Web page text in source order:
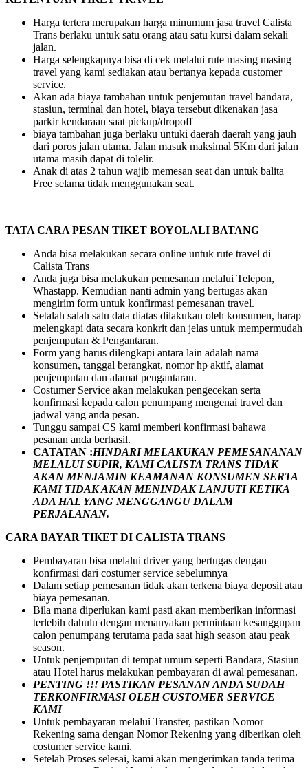
Harga tertera merupakan harga minumum jasa travel Calista
Trans berlaku untuk satu orang atau satu kursi dalam sekali
jalan.
Harga selengkapnya bisa di cek melalui rute masing masing
travel yang kami sediakan atau bertanya kepada customer
service.
Akan ada biaya tambahan untuk penjemutan travel bandara,
stasiun, terminal dan hotel, biaya tersebut dikenakan jasa
parkir kendaraan saat pickup/dropoff
biaya tambahan juga berlaku untuki daerah daerah yang jauh
dari poros jalan utama. Jalan masuk maksimal 5Km dari jalan
utama masih dapat di tolelir.
Anak di atas 2 tahun wajib memesan seat dan untuk balita
Free selama tidak menggunakan seat.
TATA CARA PESAN TIKET BOYOLALI BATANG
Anda bisa melakukan secara online untuk rute travel di
Calista Trans
Anda juga bisa melakukan pemesanan melalui Telepon,
Whastapp. Kemudian nanti admin yang bertugas akan
mengirim form untuk konfirmasi pemesanan travel.
Setalah salah satu data diatas dilakukan oleh konsumen, harap
melengkapi data secara konkrit dan jelas untuk mempermudah
penjemputan & Pengantaran.
Form yang harus dilengkapi antara lain adalah nama
konsumen, tanggal berangkat, nomor hp aktif, alamat
penjemputan dan alamat pengantaran.
Costumer Service akan melakukan pengecekan serta
konfirmasi kepada calon penumpang mengenai travel dan
jadwal yang anda pesan.
Tunggu sampai CS kami memberi konfirmasi bahawa
pesanan anda berhasil.
CATATAN :HINDARI MELAKUKAN PEMESANANAN
MELALUI SUPIR, KAMICALISTA TRANS TIDAK
AKAN MENJAMIN KEAMANAN KONSUMEN SERTA
KAMI TIDAK AKAN MENINDAK LANJUTI KETIKA
ADA HAL YANG MENGGANGU DALAM
PERJALANAN.
CARA BAYAR TIKET DI CALISTA TRANS
Pembayaran bisa melalui driver yang bertugas dengan
konfirmasi dari costumer service sebelumnya
Dalam setiap pemesanan tidak akan terkena biaya deposit atau
biaya pemesanan.
Bila mana diperlukan kami pasti akan memberikan informasi
terlebih dahulu dengan menanyakan permintaan kesanggupan
calon penumpang terutama pada saat high season atau peak
season.
Untuk penjemputan di tempat umum seperti Bandara, Stasiun
atau Hotel harus melakukan pembayaran di awal pemesanan.
PENTING !!! PASTIKAN PESANAN ANDA SUDAH
TERKONFIRMASI OLEH CUSTOMER SERVICE
KAMI
Untuk pembayaran melalui Transfer, pastikan Nomor
Rekening sama dengan Nomor Rekening yang diberikan oleh
costumer service kami.
Setelah Proses selesai, kami akan mengerimkan tanda terima